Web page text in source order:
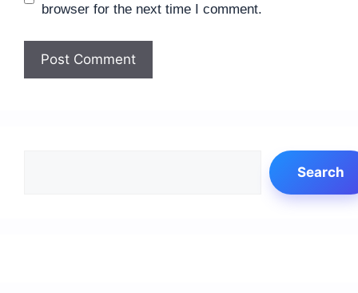
browser for the next time I comment.
Search